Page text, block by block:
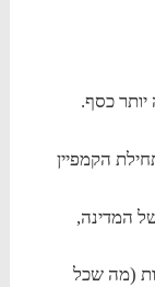
כסף.
הקמפיין
המדינה,
(מה שכל